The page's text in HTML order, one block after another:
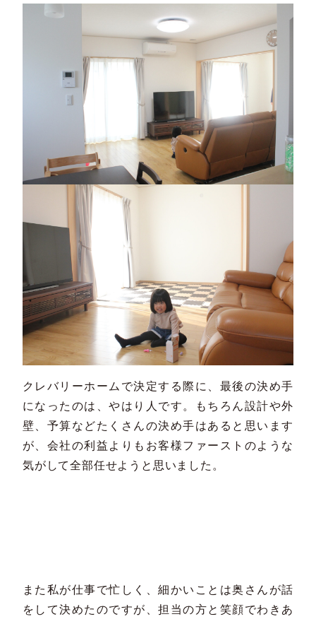
クレバリーホームで決定する際に、最後の決め手
になったのは、やはり人です。もちろん設計や外
壁、予算などたくさんの決め手はあると思います
が、会社の利益よりもお客様ファーストのような
気がして全部任せようと思いました。
また私が仕事で忙しく、細かいことは奥さんが話
をして決めたのですが、担当の方と笑顔でわきあ